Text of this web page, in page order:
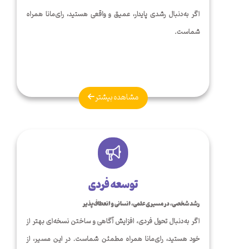
اگر به‌دنبال رشدی پایدار، عمیق و واقعی هستید، رای‌مانا همراه
شماست.
مشاهده بیشتر
توسعه فردی
رشد شخصی، در مسیری علمی، انسانی و انعطاف‌پذیر
اگر به‌دنبال تحول فردی، افزایش آگاهی و ساختن نسخه‌ای بهتر از
خود هستید، رای‌مانا همراه مطمئن شماست. در این مسیر، از